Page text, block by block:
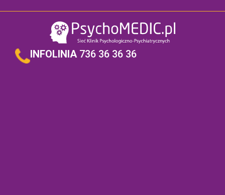
INFOLINIA 736 36 36 36